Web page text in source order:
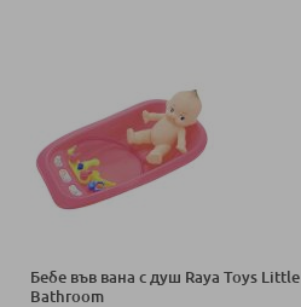
Бебе във вана с душ Raya Toys Little
Bathroom